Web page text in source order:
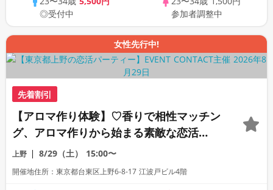
◎受付中
参加者調整中
女性先行中!
先着割引
【アロマ作り体験】♡香りで相性マッチン
グ、アロマ作りから始まる素敵な恋活
♡【1:1交流特化型街コン】
上野 8/29（土） 15:00〜
開催地住所：東京都台東区上野6-8-17 江波戸ビル4階